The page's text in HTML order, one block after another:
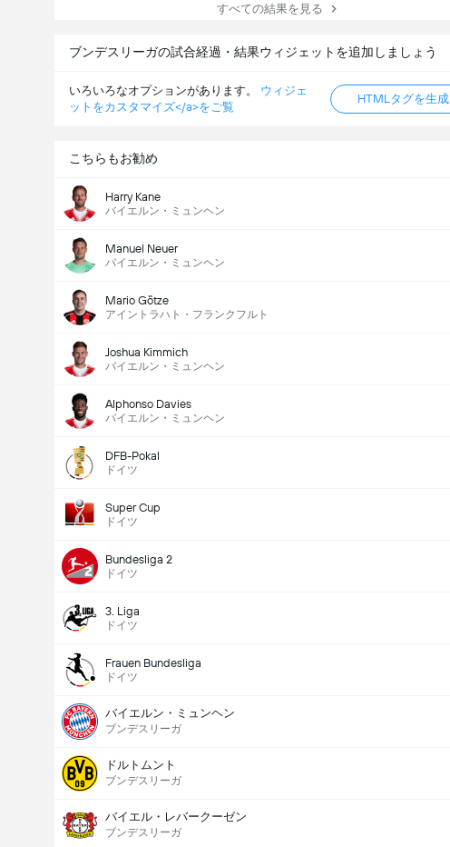
すべての結果を見る
ブンデスリーガの試合経過・結果ウィジェットを追加しましょう
いろいろなオプションがあります。 ウィジェ
ットをカスタマイズ</a>をご覧
HTMLタグを生成
こちらもお勧め
Harry Kane
バイエルン・ミュンヘン
Manuel Neuer
バイエルン・ミュンヘン
Mario Götze
アイントラハト・フランクフルト
Joshua Kimmich
バイエルン・ミュンヘン
Alphonso Davies
バイエルン・ミュンヘン
DFB-Pokal
ドイツ
Super Cup
ドイツ
Bundesliga 2
ドイツ
3. Liga
ドイツ
Frauen Bundesliga
ドイツ
バイエルン・ミュンヘン
ブンデスリーガ
ドルトムント
ブンデスリーガ
バイエル・レバークーゼン
ブンデスリーガ